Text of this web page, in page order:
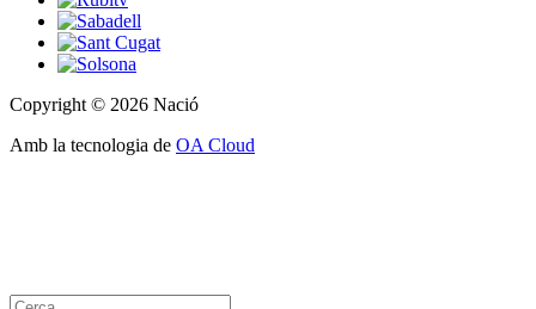
Copyright © 2026 Nació
Amb la tecnologia de OA Cloud